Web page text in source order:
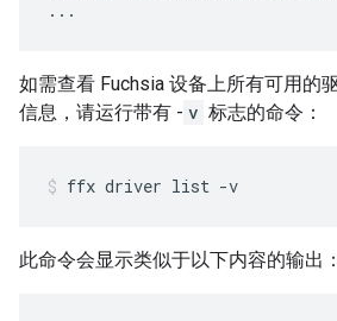
如需查看 Fuchsia 设备上所有可用的
信息，请运行带有 - v 标志的命令：
ffx driver list -v
此命令会显示类似于以下内容的输出：